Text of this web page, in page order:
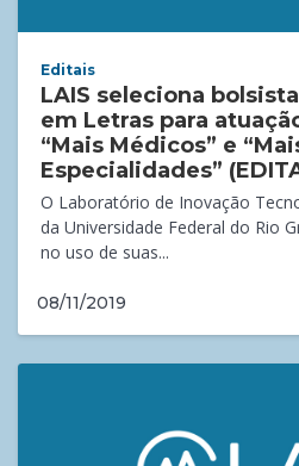
Editais
LAIS seleciona
em Letras para
“Mais Médicos” e
Especialidades”
O Laboratório de Inovação
da Universidade Federal do Rio
no uso de suas...
08/11/2019